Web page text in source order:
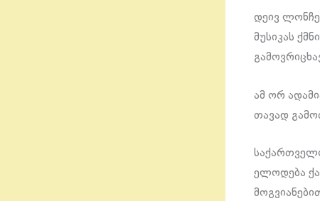
დეივ
მუსიკას
ამ ორ
თავად
ელოდება